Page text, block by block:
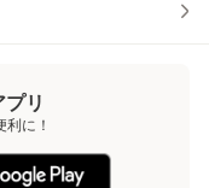
リ
に！